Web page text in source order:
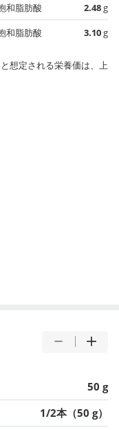
和脂肪酸
2.48g
和脂肪酸
3.10g
想定される栄養価は、上
50 g
1/2本（50 g）